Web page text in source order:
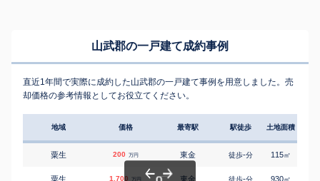
山武郡の一戸建て成約事例
直近1年間で実際に成約した山武郡の一戸建て事例を用意しました。売
却価格の参考情報としてお役立てください。
地域 価格 最寄駅 駅徒歩 土地面積
粟生 200 万円 東金 徒歩-分 115㎡
粟生 1,700 万円 東金 徒歩-分 930㎡